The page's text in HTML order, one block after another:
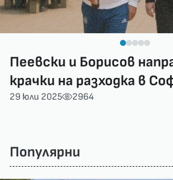
Пеевски и Борисов
крачки на разходка в
29 юли 2025 2964
Популярни